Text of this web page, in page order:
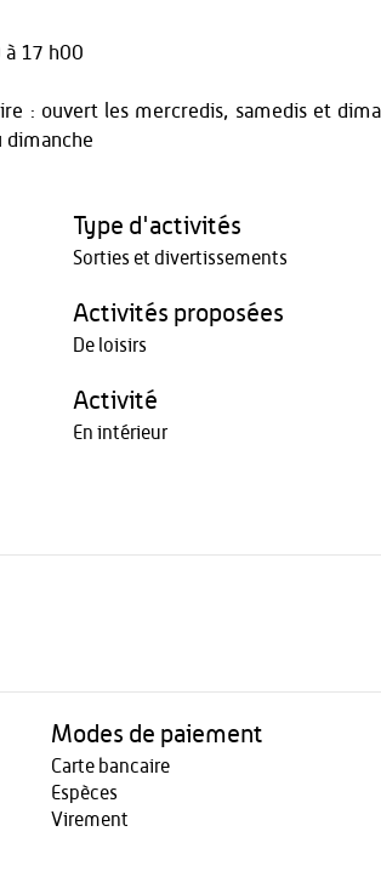
à 17 h00
: ouvert les mercredis, samedis et
dimanche
Type d'activités
Sorties et divertissements
Activités proposées
De loisirs
Activité
En intérieur
Modes de paiement
Carte bancaire
Espèces
Virement